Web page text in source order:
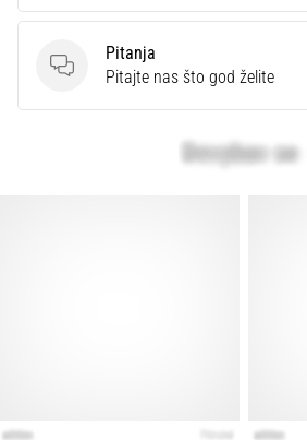
Pitanja
Pitanja
Pitajte nas što god želite